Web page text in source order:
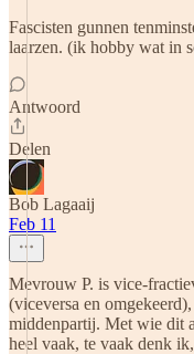
Fascisten gunnen
laarzen. (ik hobby wat in
Antwoord
Delen
Bob Lagaaij
Feb 11
Mevrouw P. is vice-
(viceversa en
middenpartij. Met wie dit
heel vaak, te vaak denk